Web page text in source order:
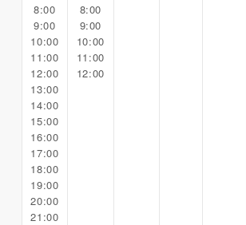
8:00
9:00
10:00
11:00
12:00
13:00
14:00
15:00
16:00
17:00
18:00
19:00
20:00
21:00
8:00
9:00
10:00
11:00
12:00